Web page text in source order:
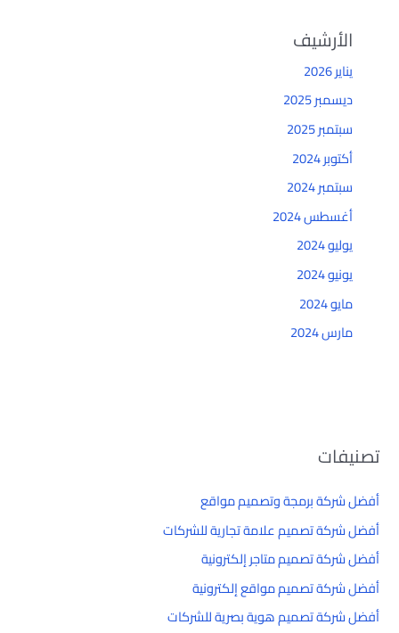
الأرشيف
يناير 2026
ديسمبر 2025
سبتمبر 2025
أكتوبر 2024
سبتمبر 2024
أغسطس 2024
يوليو 2024
يونيو 2024
مايو 2024
مارس 2024
تصنيفات
أفضل شركة برمجة وتصميم مواقع
أفضل شركة تصميم علامة تجارية للشركات
أفضل شركة تصميم متاجر إلكترونية
أفضل شركة تصميم مواقع إلكترونية
أفضل شركة تصميم هوية بصرية للشركات